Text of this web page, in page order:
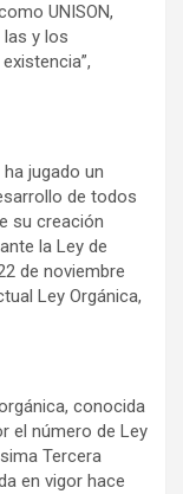
UNISON,
y los
jugado un
de todos
su creación
la Ley de
de noviembre
Ley Orgánica,
conocida
el número de Ley
Tercera
en vigor hace